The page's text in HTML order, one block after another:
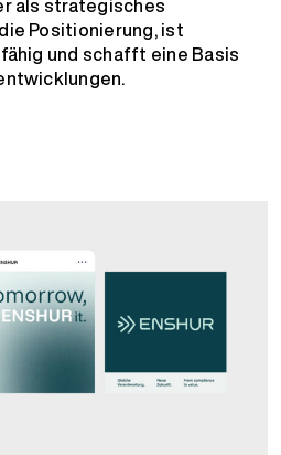
Positionierung, ist
und schafft eine Basis